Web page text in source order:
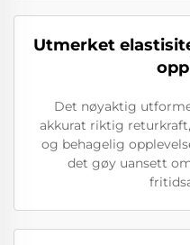
Utmerket
Det nøyaktig
akkurat riktig
og behagelig
det gøy uansett